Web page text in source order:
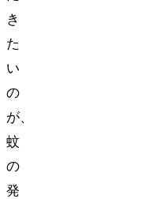
き
た
い
の
が、
蚊
の
発